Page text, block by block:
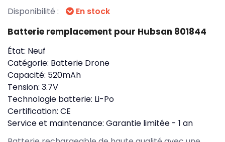
Disponibilité : En stock
Batterie remplacement pour Hubsan 801844
État: Neuf
Catégorie: Batterie Drone
Capacité: 520mAh
Tension: 3.7V
Technologie batterie: Li-Po
Certification: CE
Service et maintenance: Garantie limitée - 1 an